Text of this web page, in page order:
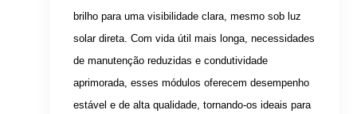
brilho para uma visibilidade clara, mesmo sob luz
solar direta. Com vida útil mais longa, necessidades
de manutenção reduzidas e condutividade
aprimorada, esses módulos oferecem desempenho
estável e de alta qualidade, tornando-os ideais para